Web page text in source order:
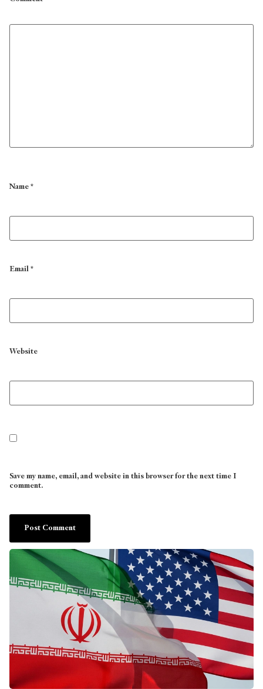
Name*
Email*
Website
Save my name, email, and website in this browser for the next time I
comment.